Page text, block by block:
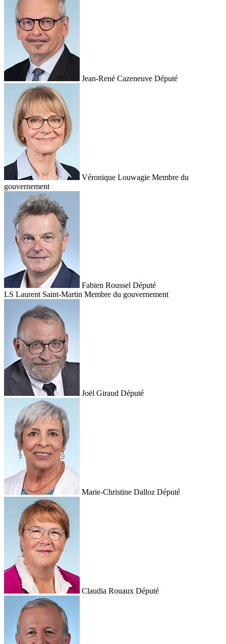
Jean-René Cazeneuve Député
Véronique Louwagie Membre du
gouvernement
Fabien Roussel Député
LS Laurent Saint-Martin Membre du gouvernement
Joël Giraud Député
Marie-Christine Dalloz Député
Claudia Rouaux Député